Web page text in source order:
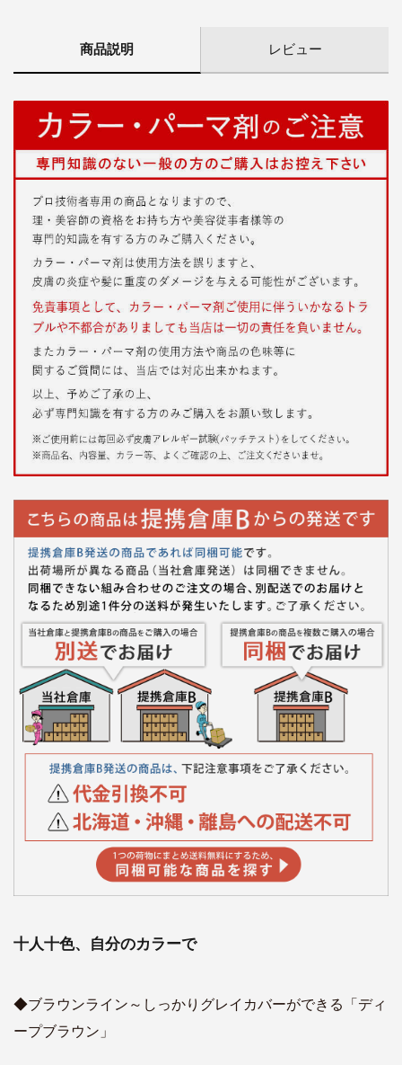
商品説明 レビュー
十人十色、自分のカラーで
◆ブラウンライン～しっかりグレイカバーができる「ディ
ープブラウン」